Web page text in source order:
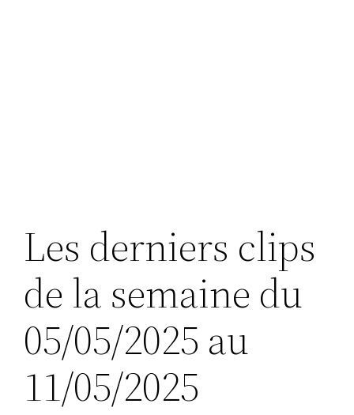
Les derniers clips
de la semaine du
05/05/2025 au
11/05/2025